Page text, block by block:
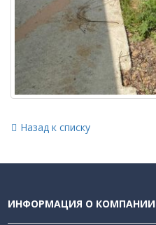
Назад к списку
ИНФОРМАЦИЯ О КОМПАНИИ